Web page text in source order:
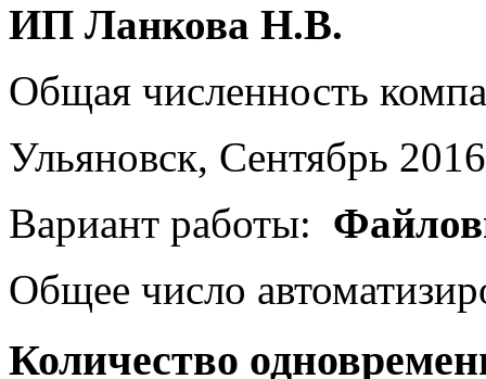
ИП Ланкова Н.В.
Общая численность
Ульяновск, Сентябрь 2016
Вариант работы:
Общее число
Количество